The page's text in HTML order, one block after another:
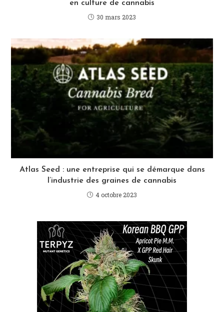
en culture de cannabis
30 mars 2023
Atlas Seed : une entreprise qui se démarque dans
l’industrie des graines de cannabis
4 octobre 2023